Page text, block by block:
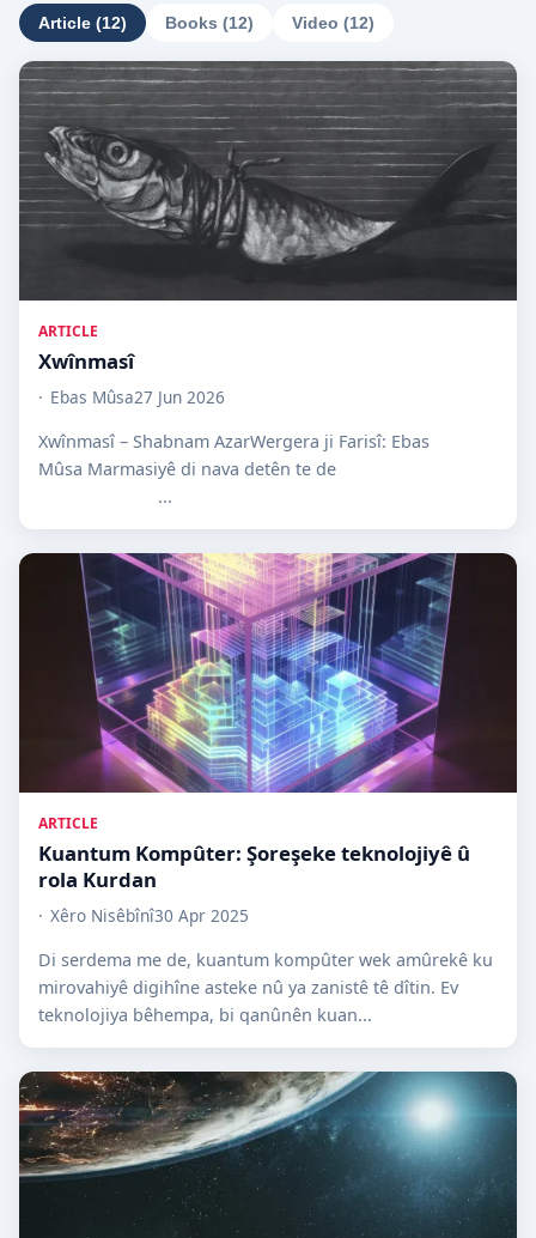
Article (12) Books (12) Video (12)
ARTICLE
Xwînmasî
Ebas Mûsa27 Jun 2026
Xwînmasî – Shabnam AzarWergera ji Farisî: Ebas
Mûsa Marmasiyê di nava detên te de
...
ARTICLE
Kuantum Kompûter: Şoreşeke teknolojiyê û
rola Kurdan
Xêro Nisêbînî30 Apr 2025
Di serdema me de, kuantum kompûter wek amûrekê ku
mirovahiyê digihîne asteke nû ya zanistê tê dîtin. Ev
teknolojiya bêhempa, bi qanûnên kuan...